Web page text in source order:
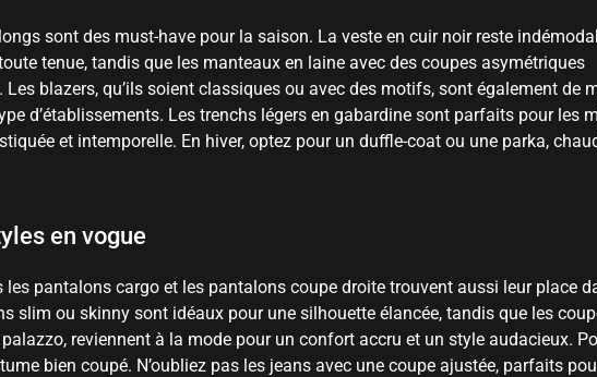
sont des must-have pour la saison. La veste en cuir noir reste
tenue, tandis que les manteaux en laine avec des coupes asymétriques
blazers, qu’ils soient classiques ou avec des motifs, sont également de
d’établissements. Les trenchs légers en gabardine sont parfaits pour les
et intemporelle. En hiver, optez pour un duffle-coat ou une parka,
en vogue
pantalons cargo et les pantalons coupe droite trouvent aussi leur place
slim ou skinny sont idéaux pour une silhouette élancée, tandis que les
reviennent à la mode pour un confort accru et un style audacieux.
bien coupé. N’oubliez pas les jeans avec une coupe ajustée, parfaits